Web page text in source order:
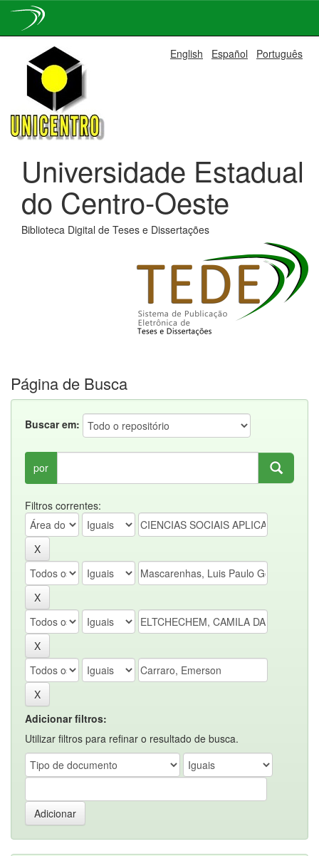
navigation
English Español Português
Universidade Estadual
do Centro-Oeste
Biblioteca Digital de Teses e Dissertações
Página de Busca
Buscar em:
por
Filtros correntes:
Adicionar filtros:
Utilizar filtros para refinar o resultado de busca.